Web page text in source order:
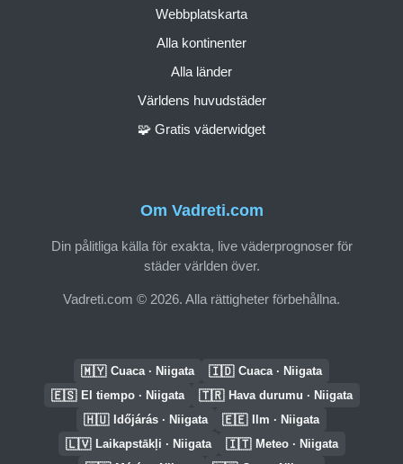
Om Vadreti.com
Din pålitliga källa för exakta, live väderprognoser för
städer världen över.
Vadreti.com © 2026. Alla rättigheter förbehållna.
Webbplatskarta
Alla kontinenter
Alla länder
Världens huvudstäder
🧩 Gratis väderwidget
🇲🇾 Cuaca · Niigata 🇮🇩 Cuaca · Niigata
🇪🇸 El tiempo · Niigata 🇹🇷 Hava durumu · Niigata
🇭🇺 Időjárás · Niigata 🇪🇪 Ilm · Niigata
🇱🇻 Laikapstākļi · Niigata 🇮🇹 Meteo · Niigata